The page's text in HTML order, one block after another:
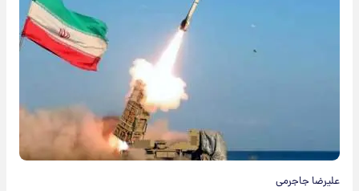
علیرضا جاجرمی